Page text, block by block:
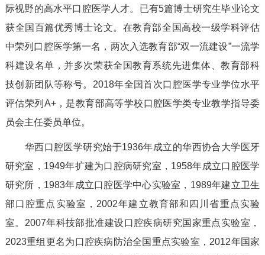
际视野的高水平口腔医学人才。已有5篇博士研究生毕业论文
获全国百篇优秀博士论文。在教育部全国高校一级学科评估
中荣列口腔医学第一名，两次入选教育部“双一流建设”一流学
科建设名单，并多次荣获全国教育系统先进集体、教育部科
技创新团队等称号。2018年全国首次口腔医学专业学位水平
评估荣列A+，是教育部高等学校口腔医学类专业教学指导委
员会主任委员单位。
华西口腔医学研究始于1936年成立的华西协合大学医牙
研究室，1949年扩建为口腔病研究室，1958年成立口腔医学
研究所，1983年成立口腔医学中心实验室，1989年建立卫生
部口腔重点实验室，2002年建立教育部和四川省重点实验
室。2007年科技部批准建设口腔疾病研究国家重点实验室，
2023重组更名为口腔疾病防治全国重点实验室，2012年国家